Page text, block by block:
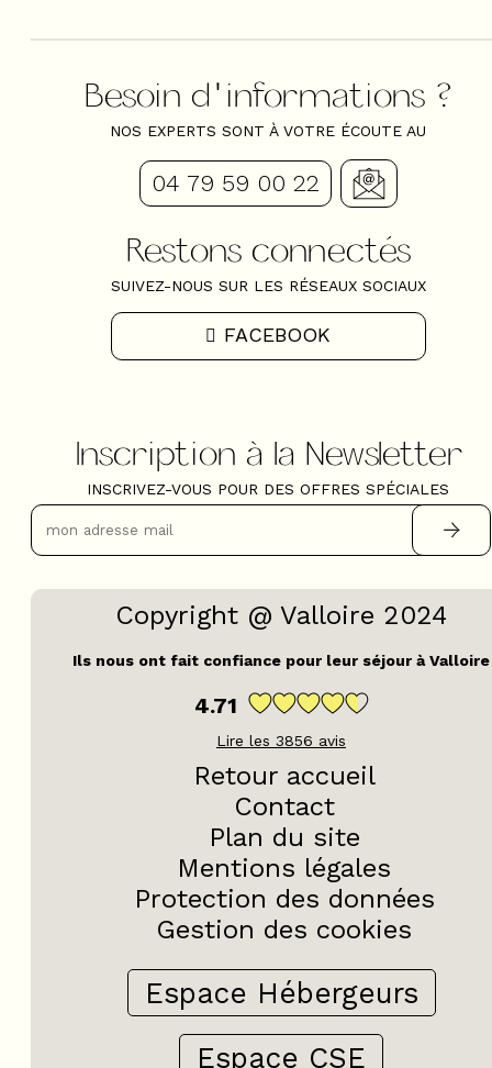
Besoin d'informations ?
NOS EXPERTS SONT À VOTRE ÉCOUTE AU
04 79 59 00 22
Restons connectés
SUIVEZ-NOUS SUR LES RÉSEAUX SOCIAUX
FACEBOOK
Inscription à la Newsletter
INSCRIVEZ-VOUS POUR DES OFFRES SPÉCIALES
Copyright @ Valloire 2024
Ils nous ont fait confiance pour leur séjour à Valloire
4.71
Lire les 3856 avis
Retour accueil
Contact
Plan du site
Mentions légales
Protection des données
Gestion des cookies
Espace Hébergeurs
Espace CSE